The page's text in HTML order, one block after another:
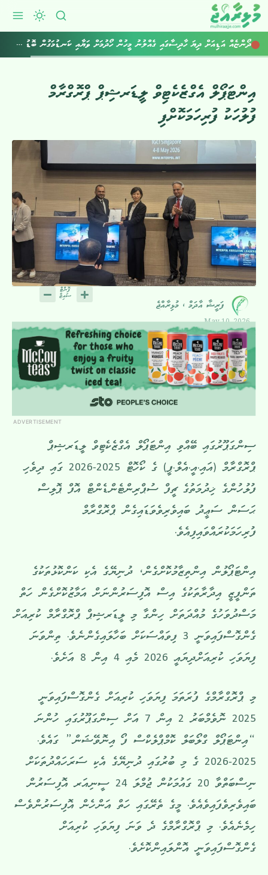
ދޯންޏެއް އަޑިއަށް ދިޔަ ހާދިސާގައި ގެއްލުނު މީހުން ހޯދުމަށް ވަޔާއި ކަނޑުމަގުން ބޮޑު ސަރަޙައްދެއް ބަލައިފި
އިންޓަޕޯލް އެގްޒެކެޓިވް ލީޑަރޝިޕް ޕްރޮގްރާމް
ފުލުހަކު ފުރިހަމަކޮށްފި
ފަރީޝާ އާދަމް ، މުޅިރާއްޖެ
May 10, 2026
ADVERTISEMENT
ސިންގަޕޫރުގައި ބޭއްވި އިންޓަޕޯލް އެގްޒެކެޓިވް ލީޑަރޝިޕް
ޕްރޮގްރާމް (އައި.އީ.އެލް.ޕީ) ގެ ކޯހޮޓް 2025-2026 ގައި ދިވެހި
ފުލުހުންގެ ޚިދުމަތުގެ ޗީފް ސުޕްރިންޓެންޑެންޓް އޮފް ޕޮލިސް
ޙަސަން ސަޢީދު ބައިވެރިވެވަޑައިގެން ޕްރޮގްރާމް
ފުރިހަމަކުރައްވައިފިއެވެ.
އިންޓަޕޯލުން އިންތިޒާމުކޮށްގެން، ދުނިޔޭގެ އެކި ކަންކޮޅުތަކުގެ
ތަންފީޒީ އިދާރާތަކުގެ އިސް އޮފިސަރުންނަށް އަމާޒުކޮށްގެން ހަތް
މަސްދުވަހުގެ މުއްދަތަށް ހިންގާ މި ލީޑަރޝިޕް ޕްރޮގްރާމް ކުރިއަށް
ގެންގޮސްފައިވަނީ 3 ފިވައްސަކަށް ބަހާލައިގެންނެވެ. ތިންވަނަ
ފިޔަވަހި ކުރިއަށްދިޔައީ 2026 މެއި 4 އިން 8 އަށެވެ.
މި ޕްރޮގްރާމްގެ ފުރަތަމަ ފިޔަވަހި ކުރިއަށް ގެންގޮސްފައިވަނީ
2025 ނޮވެމްބަރު 2 އިން 7 އަށް ސިންގަޕޫރުގައި ހުންނަ
“އިންޓަޕޯލް ގްލޯބަލް ކޮމްޕްލެކްސް ފޯ އިނޮވޭޝަން” ގައެވެ.
2025-2026 ގެ މި ބުރުގައި ދުނިޔޭގެ އެކި ސަރަހައްދުތަކަށް
ނިސްބަތްވާ 20 ގައުމަކުން ޖުމްލަ 24 ސީނިއަރ އޮފިސަރުން
ބައިވެރިވެފައިވެއެވެ. މީގެ ތެރޭގައި ހަތް އަންހެން އޮފިސަރުންވެސް
ހިމެނެއެވެ. މި ޕްރޮގްރާމްގެ ދެ ވަނަ ފިޔަވަހި ކުރިއަށް
ގެންގޮސްފައިވަނީ އޮންލައިންކޮށެވެ.